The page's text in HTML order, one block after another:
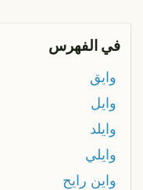
في الفهرس
وايق
وايل
وايلد
وايلي
واين رايح